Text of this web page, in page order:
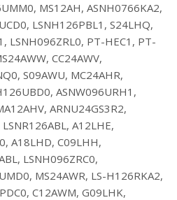
MS12AH, ASNH0766KA2,
LSNH126PBL1, S24LHQ,
LSNH096ZRL0, PT-HEC1, PT-
CC24AWV,
S09AWU, MC24AHR,
ASNW096URH1,
ARNU24GS3R2,
A12LHE,
A18LHD, C09LHH,
LSNH096ZRC0,
MS24AWR, LS-H126RKA2,
C12AWM, G09LHK,